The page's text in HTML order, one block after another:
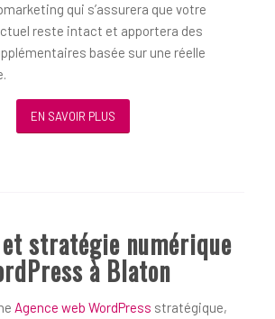
qui s’assurera que votre
reste intact et apportera des
basée sur une réelle
EN SAVOIR PLUS
stratégie numérique
à Blaton
Agence web WordPress stratégique,